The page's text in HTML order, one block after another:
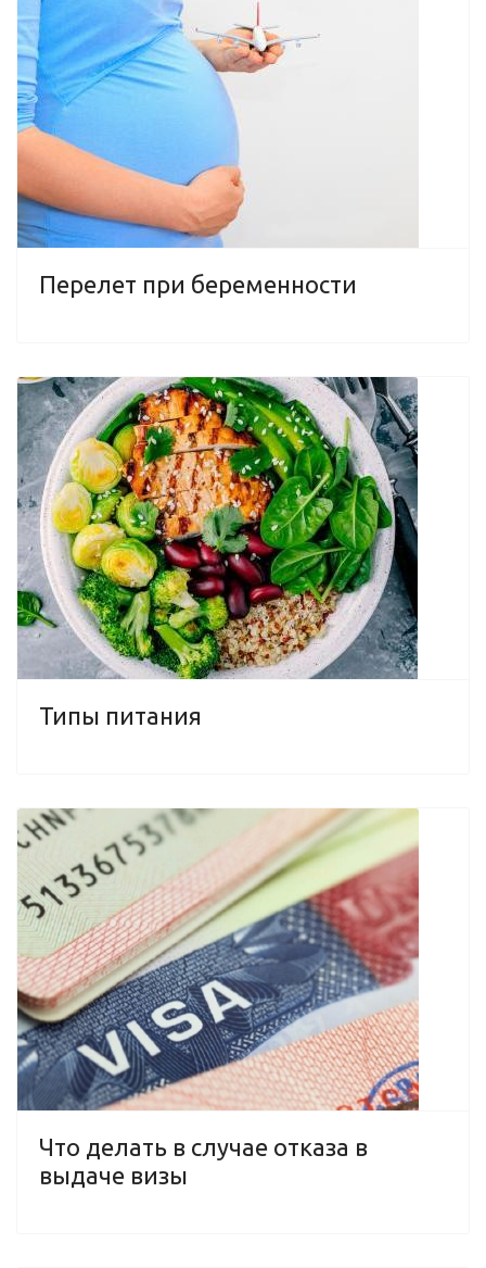
Перелет при беременности
Типы питания
Что делать в случае отказа в
выдаче визы